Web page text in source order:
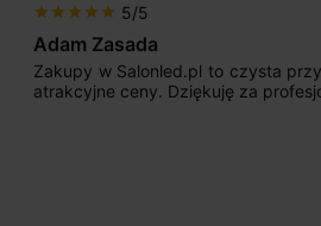
star star star star star 5/5
Adam Zasada
Zakupy w Salonled.pl to czysta
atrakcyjne ceny. Dziękuję za